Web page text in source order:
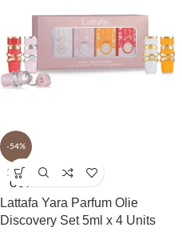
-54%
SOLD
OUT
Lattafa Yara Parfum Olie
Discovery Set 5ml x 4 Units